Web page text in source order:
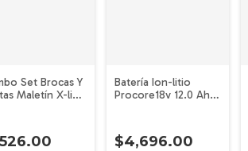
Set Brocas Y
Maletín X-line
Batería Ion-litio
Procore18v 12.0 Ah
$4,696.00